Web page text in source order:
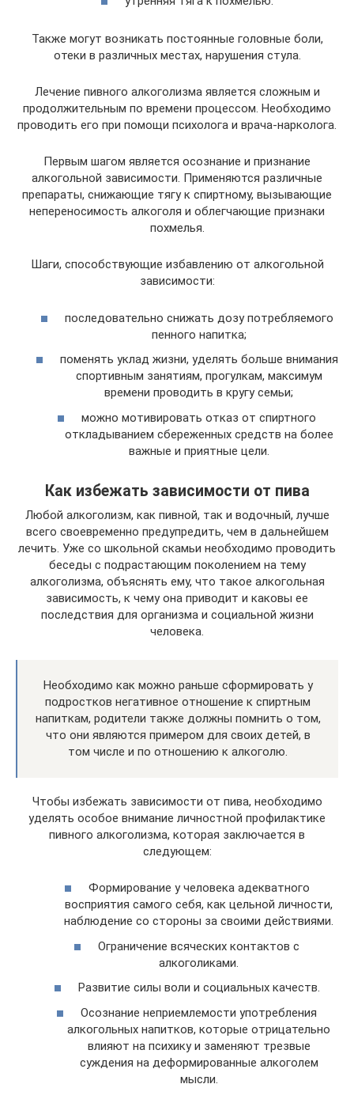
Также могут возникать постоянные головные боли,
отеки в различных местах, нарушения стула.
Лечение пивного алкоголизма является сложным и
продолжительным по времени процессом. Необходимо
проводить его при помощи психолога и врача-нарколога.
Первым шагом является осознание и признание
алкогольной зависимости. Применяются различные
препараты, снижающие тягу к спиртному, вызывающие
непереносимость алкоголя и облегчающие признаки
похмелья.
Шаги, способствующие избавлению от алкогольной
зависимости:
последовательно снижать дозу потребляемого
пенного напитка;
поменять уклад жизни, уделять больше внимания
спортивным занятиям, прогулкам, максимум
времени проводить в кругу семьи;
можно мотивировать отказ от спиртного
откладыванием сбереженных средств на более
важные и приятные цели.
Как избежать зависимости от пива
Любой алкоголизм, как пивной, так и водочный, лучше
всего своевременно предупредить, чем в дальнейшем
лечить. Уже со школьной скамьи необходимо проводить
беседы с подрастающим поколением на тему
алкоголизма, объяснять ему, что такое алкогольная
зависимость, к чему она приводит и каковы ее
последствия для организма и социальной жизни
человека.
Необходимо как можно раньше сформировать у
подростков негативное отношение к спиртным
напиткам, родители также должны помнить о том,
что они являются примером для своих детей, в
том числе и по отношению к алкоголю.
Чтобы избежать зависимости от пива, необходимо
уделять особое внимание личностной профилактике
пивного алкоголизма, которая заключается в
следующем:
Формирование у человека адекватного
восприятия самого себя, как цельной личности,
наблюдение со стороны за своими действиями.
Ограничение всяческих контактов с
алкоголиками.
Развитие силы воли и социальных качеств.
Осознание неприемлемости употребления
алкогольных напитков, которые отрицательно
влияют на психику и заменяют трезвые
суждения на деформированные алкоголем
мысли.